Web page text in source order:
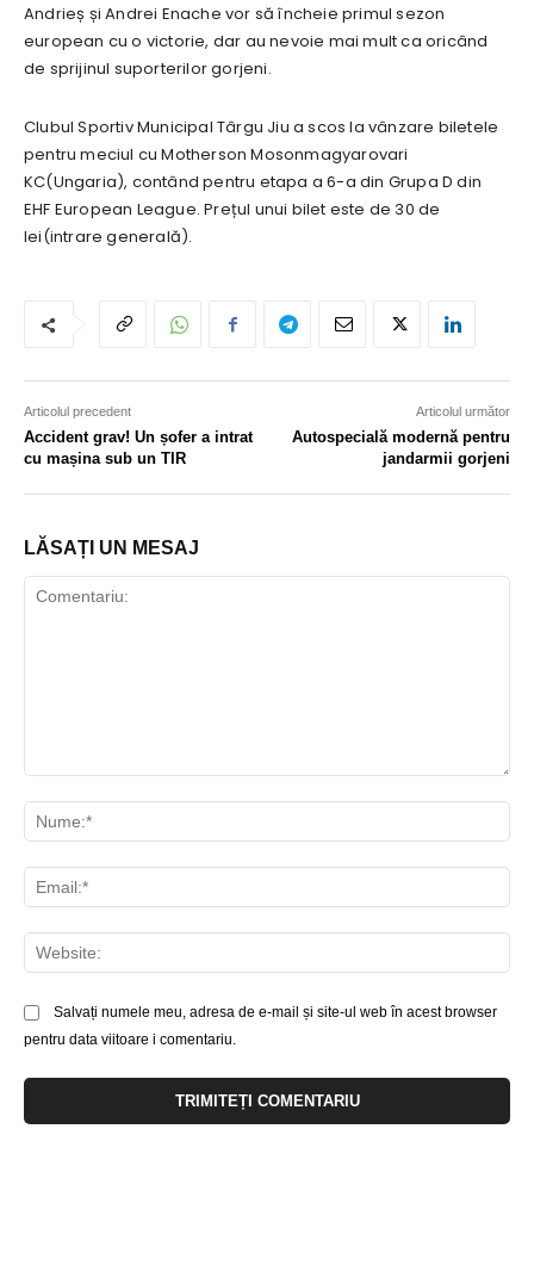
Andrieș și Andrei Enache vor să încheie primul sezon
european cu o victorie, dar au nevoie mai mult ca oricând
de sprijinul suporterilor gorjeni.
Clubul Sportiv Municipal Târgu Jiu a scos la vânzare biletele
pentru meciul cu Motherson Mosonmagyarovari
KC(Ungaria), contând pentru etapa a 6-a din Grupa D din
EHF European League. Prețul unui bilet este de 30 de
lei(intrare generală).
Articolul precedent
Accident grav! Un șofer a intrat
cu mașina sub un TIR
Articolul următor
Autospecială modernă pentru
jandarmii gorjeni
LĂSAȚI UN MESAJ
Salvați numele meu, adresa de e-mail și site-ul web în acest browser
pentru data viitoare i comentariu.